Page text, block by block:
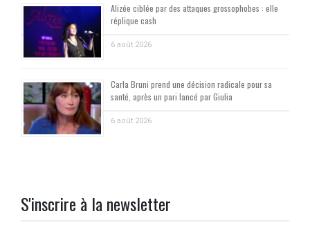
Alizée ciblée par des attaques grossophobes : elle
réplique cash
6 août 2026
Carla Bruni prend une décision radicale pour sa
santé, après un pari lancé par Giulia
6 août 2026
S'inscrire à la newsletter